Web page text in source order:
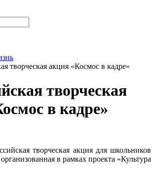
творческая акция «Космос в кадре»
творческая
в кадре»
творческая акция для школьников
в рамках проекта «Культура